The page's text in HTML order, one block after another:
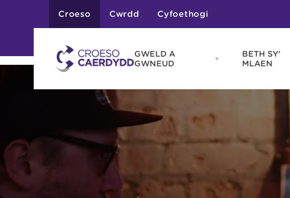
Croeso Cwrdd Cyfoethogi
GWELD A
GWNEUD
Open
GWNEUD
Gweithgareddau
Adloniant
Chwaraeon
Teithiau a Golygfeydd
BETH SY’
MLAEN